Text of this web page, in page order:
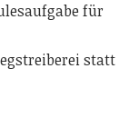
für
statt